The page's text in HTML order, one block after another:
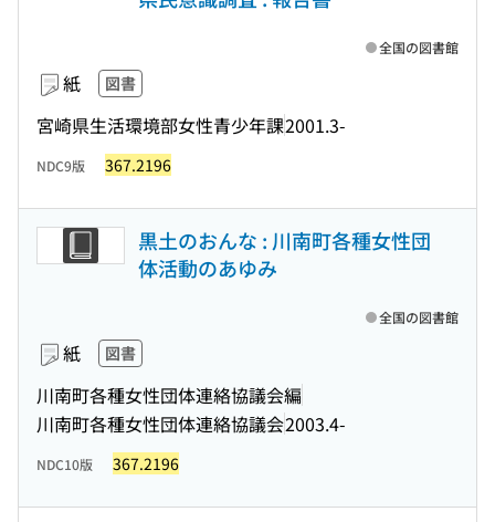
紙 図書
宮崎県生活環境部女性青少年課2001.3-
全国の図書館
NDC9版 367.2196
黒土のおんな : 川南町各種女性団
体活動のあゆみ
紙 図書
川南町各種女性団体連絡協議会編
川南町各種女性団体連絡協議会2003.4-
全国の図書館
NDC10版 367.2196